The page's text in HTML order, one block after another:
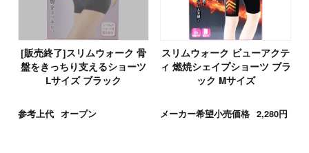
[販売終了]スリムウォーク 骨
盤をきっちり支えるショーツ
Lサイズ ブラック
参考上代 オープン
スリムウォーク ビューアクテ
ィ 燃焼シェイプショーツ ブラ
ック Mサイズ
メーカー希望小売価格 2,280円